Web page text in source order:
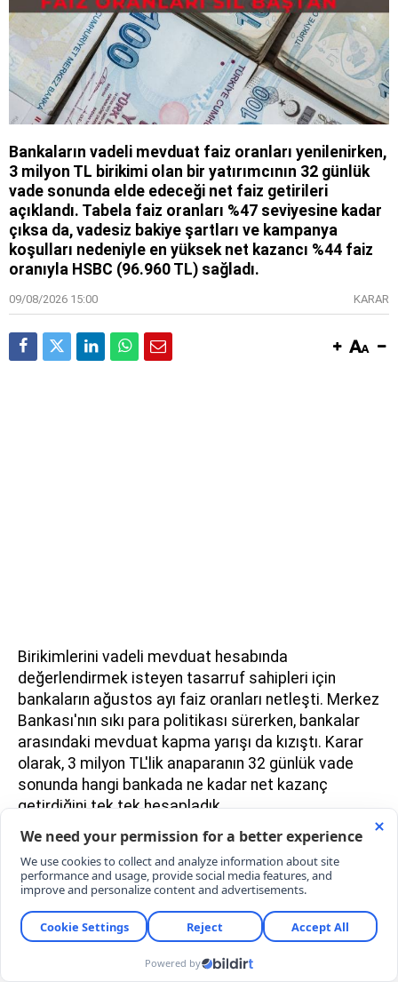
Bankaların vadeli mevduat faiz oranları yenilenirken,
3 milyon TL birikimi olan bir yatırımcının 32 günlük
vade sonunda elde edeceği net faiz getirileri
açıklandı. Tabela faiz oranları %47 seviyesine kadar
çıksa da, vadesiz bakiye şartları ve kampanya
koşulları nedeniyle en yüksek net kazancı %44 faiz
oranıyla HSBC (96.960 TL) sağladı.
09/08/2026 15:00 KARAR
Birikimlerini vadeli mevduat hesabında
değerlendirmek isteyen tasarruf sahipleri için
bankaların ağustos ayı faiz oranları netleşti. Merkez
Bankası'nın sıkı para politikası sürerken, bankalar
arasındaki mevduat kapma yarışı da kızıştı. Karar
olarak, 3 milyon TL'lik anaparanın 32 günlük vade
sonunda hangi bankada ne kadar net kazanç
getirdiğini tek tek hesapladık.
3 MİLYON TL 32 GÜNDE NE KADAR FAİZ
GETİRİR?
Vadeli mevduat hesaplarında 3 milyon TL'lik bir
anaparanın 32 günlük getiri aralığı seçilen bankaya
göstermektedir. Özel bankalardaki tutarlar ile kamu